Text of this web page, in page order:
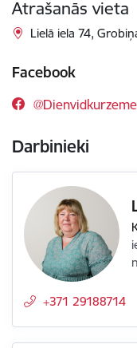
Atrašanās vieta
Lielā iela 74,
Facebook
Darbinieki
+371 29188714